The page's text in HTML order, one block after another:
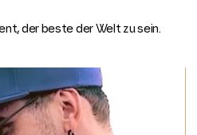
der beste der Welt zu sein.